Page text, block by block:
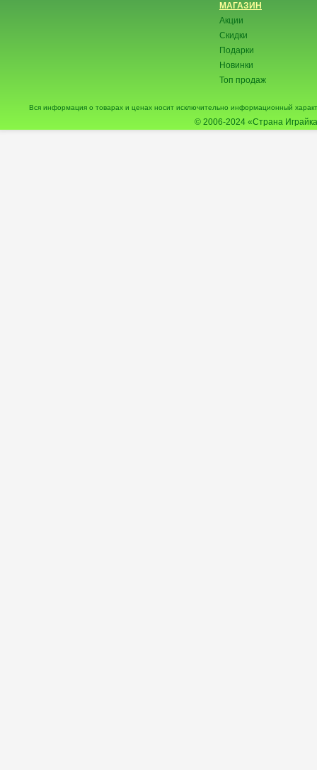
МАГАЗИН
Акции
Скидки
Подарки
Новинки
Топ продаж
Вся информация о товарах и ценах носит исключительно информационный
© 2006-2024 «Страна